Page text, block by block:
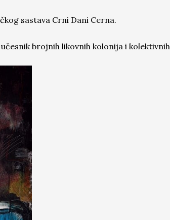
sastava Crni Dani Cerna.
brojnih likovnih kolonija i